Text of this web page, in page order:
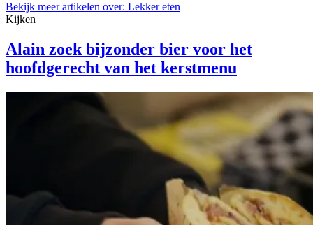
Bekijk meer artikelen over: Lekker eten
Kijken
Alain zoek bijzonder bier voor het
hoofdgerecht van het kerstmenu